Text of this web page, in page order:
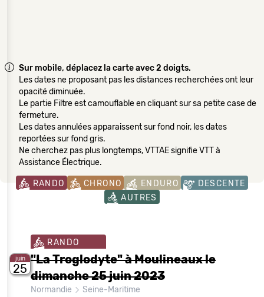
Sur mobile, déplacez la carte avec 2 doigts.
Les dates ne proposant pas les distances recherchées ont leur
opacité diminuée.
Le partie Filtre est camouflable en cliquant sur sa petite case de
fermeture.
Les dates annulées apparaissent sur fond noir, les dates
reportées sur fond gris.
Ne cherchez pas plus longtemps, VTTAE signifie VTT à
Assistance Électrique.
RANDO CHRONO ENDURO
DESCENTE
AUTRES
juin
25
RANDO
"La Troglodyte" à Moulineaux le
dimanche 25 juin 2023
Normandie Seine-Maritime